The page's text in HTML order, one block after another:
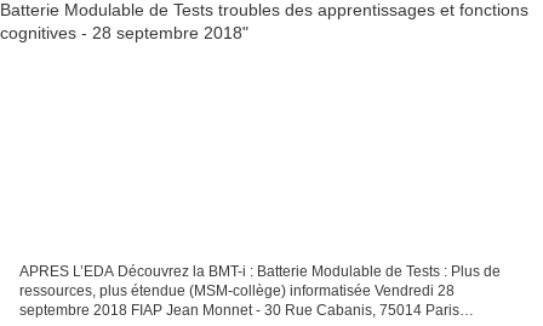
APRES L’EDA Découvrez la BMT-i : Batterie Modulable de Tests : Plus de
ressources, plus étendue (MSM-collège) informatisée Vendredi 28
septembre 2018 FIAP Jean Monnet - 30 Rue Cabanis, 75014 Paris